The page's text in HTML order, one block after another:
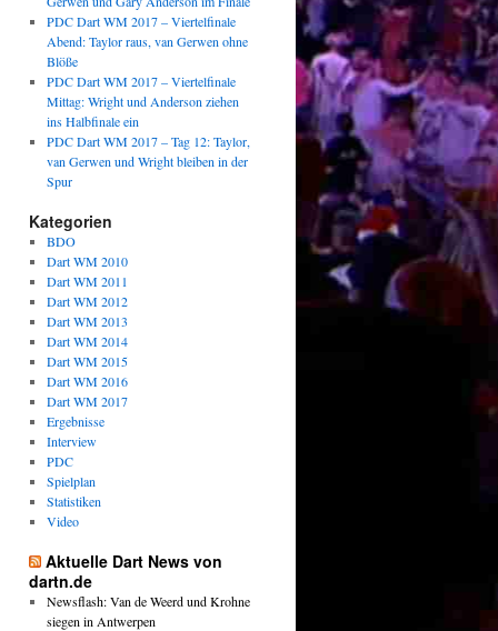
PDC Dart WM 2017 – Viertelfinale
Abend: Taylor raus, van Gerwen ohne
Blöße
PDC Dart WM 2017 – Viertelfinale
Mittag: Wright und Anderson ziehen
ins Halbfinale ein
PDC Dart WM 2017 – Tag 12: Taylor,
van Gerwen und Wright bleiben in der
Spur
Kategorien
BDO
Dart WM 2010
Dart WM 2011
Dart WM 2012
Dart WM 2013
Dart WM 2014
Dart WM 2015
Dart WM 2016
Dart WM 2017
Ergebnisse
Interview
PDC
Spielplan
Statistiken
Video
Aktuelle Dart News von
dartn.de
Newsflash: Van de Weerd und Krohne
siegen in Antwerpen